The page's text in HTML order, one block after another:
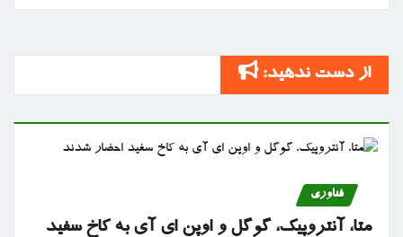
از دست ندهید:
فناوری
متا، آنتروپیک، گوگل و اوپن ای آی به کاخ سفید